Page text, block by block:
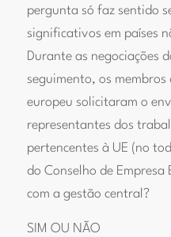
pergunta só faz sentido
significativos em países
Durante as negociações
seguimento, os membros
europeu solicitaram o
representantes dos
pertencentes à UE (no
do Conselho de Empresa
com a gestão central?
SIM OU NÃO